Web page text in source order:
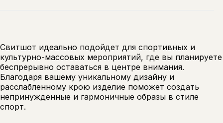
Свитшот идеально подойдет для спортивных и
культурно-массовых мероприятий, где вы планируете
беспрерывно оставаться в центре внимания.
Благодаря вашему уникальному дизайну и
расслабленному крою изделие поможет создать
непринужденные и гармоничные образы в стиле
спорт.